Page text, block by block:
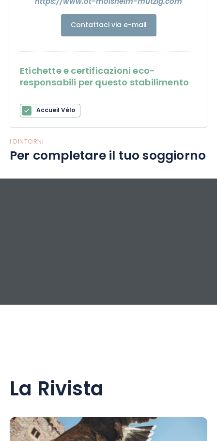
Contattaci via e-mail
Etichette e certificazioni eco-
responsabili per questo stabilimento
Accueil Vélo
I DINTORNI
Per completare il tuo soggiorno
La Rivista